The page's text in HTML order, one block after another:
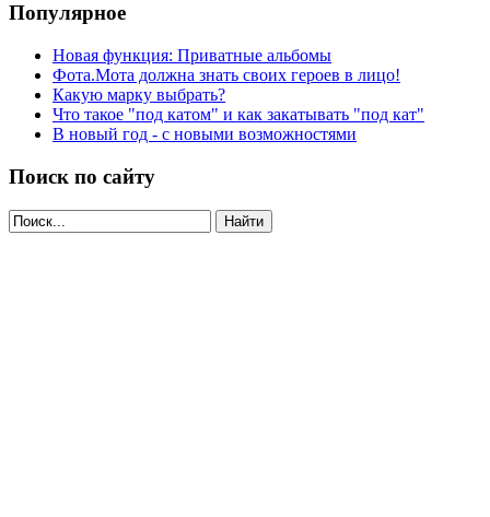
Популярное
Новая функция: Приватные альбомы
Фота.Мота должна знать своих героев в лицо!
Какую марку выбрать?
Что такое "под катом" и как закатывать "под кат"
В новый год - с новыми возможностями
Поиск по сайту
Найти